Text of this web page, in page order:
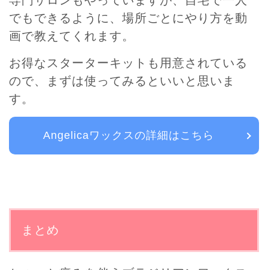
でもできるように、場所ごとにやり方を動
画で教えてくれます。
お得なスターターキットも用意されている
ので、まずは使ってみるといいと思いま
す。
Angelicaワックスの詳細はこちら
まとめ